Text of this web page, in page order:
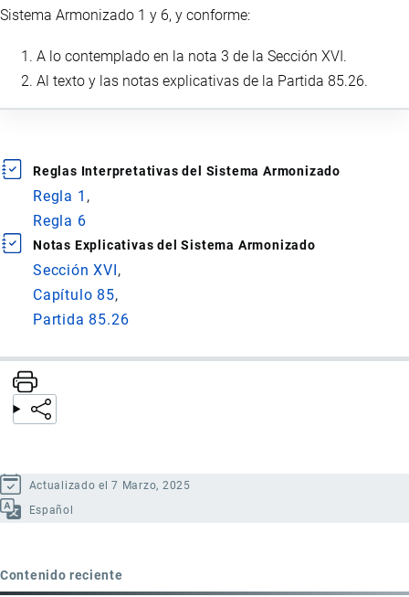
Sistema Armonizado 1 y 6, y conforme:
A lo contemplado en la nota 3 de la Sección XVI.
Al texto y las notas explicativas de la Partida 85.26.
Reglas Interpretativas del Sistema Armonizado
Regla 1
Regla 6
Notas Explicativas del Sistema Armonizado
Sección XVI
Capítulo 85
Partida 85.26
Actualizado el 7 Marzo, 2025
Español
Contenido reciente